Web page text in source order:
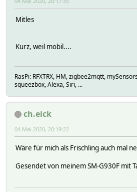
Mitles
Kurz, weil mobil....
RasPi: RFXTRX, HM, zigbee2mqtt,
squeezbox, Alexa, Siri, ...
ch.eick
04 Mai 2020, 20:19:22
Wäre für mich als Frischling auch mal
Gesendet von meinem SM-G930F mit